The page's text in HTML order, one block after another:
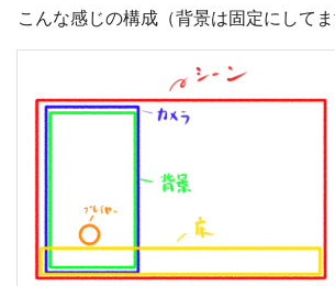
こんな感じの構成（背景は固定にしてま